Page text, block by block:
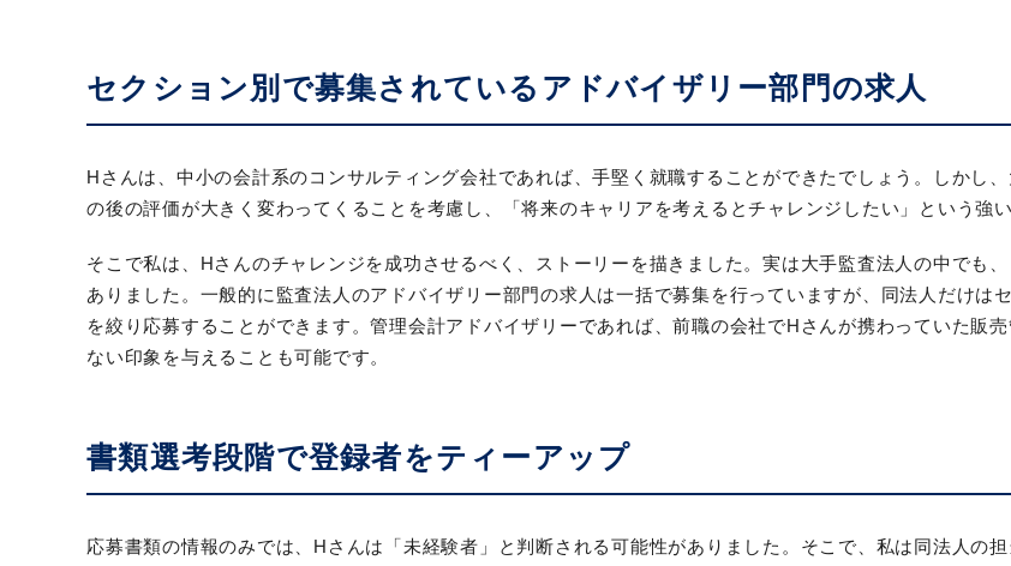
セクション別で募集されているアドバイザリー部門の求人
Hさんは、中小の会計系のコンサルティング会社であれば、手堅く就職することができたでしょう。しかし
の後の評価が大きく変わってくることを考慮し、「将来のキャリアを考えるとチャレンジしたい」という強
そこで私は、Hさんのチャレンジを成功させるべく、ストーリーを描きました。実は大手監査法人の中でも
ありました。一般的に監査法人のアドバイザリー部門の求人は一括で募集を行っていますが、同法人だけは
を絞り応募することができます。管理会計アドバイザリーであれば、前職の会社でHさんが携わっていた販
ない印象を与えることも可能です。
書類選考段階で登録者をティーアップ
応募書類の情報のみでは、Hさんは「未経験者」と判断される可能性がありました。そこで、私は同法人の